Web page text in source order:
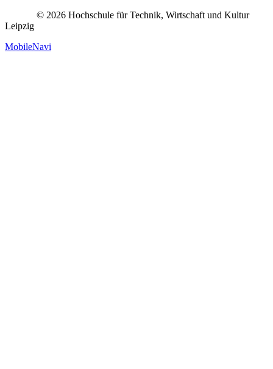
© 2026 Hochschule für Technik, Wirtschaft und Kultur
Leipzig
MobileNavi